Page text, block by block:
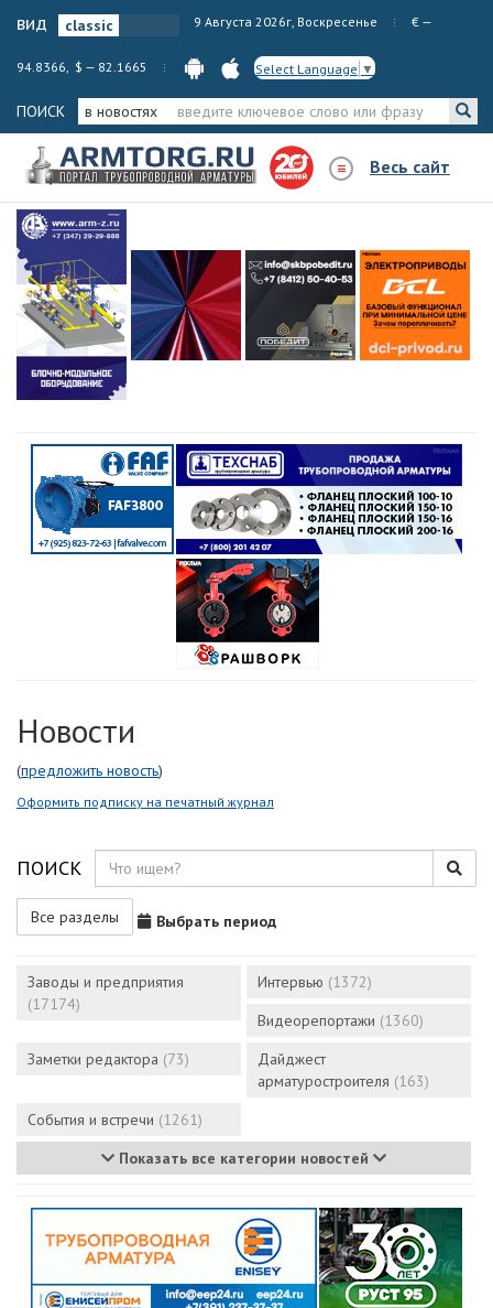
вид 9 Августа 2026г, Воскресенье € —
94.8366, $ — 82.1665 Select Language ▼
ПОИСК в новостях
Весь сайт
Новости
(предложить новость)
Оформить подписку на печатный журнал
ПОИСК
Все разделы Выбрать период
Заводы и предприятия
(17174)
Интервью (1372)
Видеорепортажи (1360)
Заметки редактора (73)
Дайджест
арматуростроителя (163)
События и встречи (1261)
Показать все категории новостей